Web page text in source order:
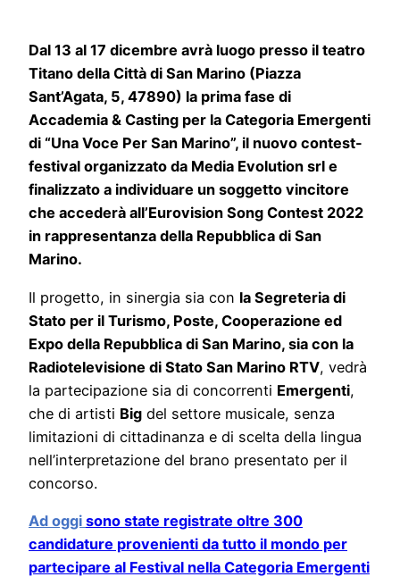
Dal 13 al 17 dicembre avrà luogo presso il teatro
Titano della Città di San Marino (Piazza
Sant’Agata, 5, 47890) la prima fase di
Accademia & Casting per la Categoria Emergenti
di “Una Voce Per San Marino”, il nuovo contest-
festival organizzato da Media Evolution srl e
finalizzato a individuare un soggetto vincitore
che accederà all’Eurovision Song Contest 2022
in rappresentanza della Repubblica di San
Marino.
Il progetto, in sinergia sia con la Segreteria di
Stato per il Turismo, Poste, Cooperazione ed
Expo della Repubblica di San Marino, sia con la
Radiotelevisione di Stato San Marino RTV, vedrà
la partecipazione sia di concorrenti Emergenti,
che di artisti Big del settore musicale, senza
limitazioni di cittadinanza e di scelta della lingua
nell’interpretazione del brano presentato per il
concorso.
Ad oggi sono state registrate oltre 300
candidature provenienti da tutto il mondo per
partecipare al Festival nella Categoria Emergenti